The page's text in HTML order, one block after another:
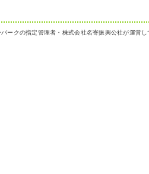
ークの指定管理者・株式会社名寄振興公社が運営